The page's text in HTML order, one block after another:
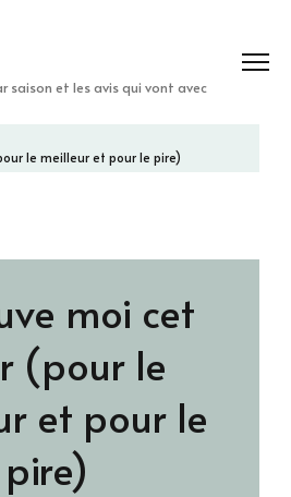
saison et les avis qui vont avec
le meilleur et pour le pire)
moi cet
(pour le
et pour le
pire)